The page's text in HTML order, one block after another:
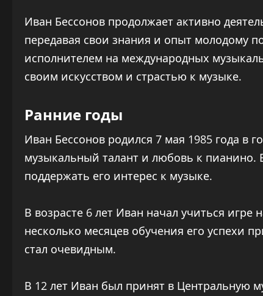
Иван Бессонов продолжает активно
передавая свои знания и опыт молодому
исполнителем на международных
своим искусством и страстью к музыке.
Ранние годы
Иван Бессонов родился 7 мая 1985 года в
музыкальный талант и любовь к пианино.
поддержать его интерес к музыке.
В возрасте 6 лет Иван начал учиться
несколько месяцев обучения его успехи
стал очевидным.
В 12 лет Иван был принят в Центральную